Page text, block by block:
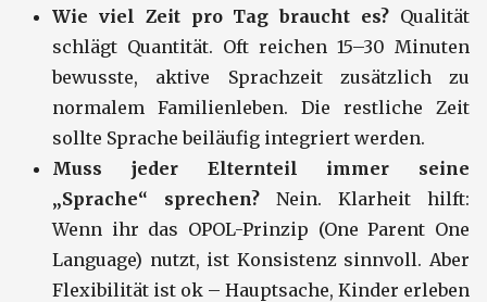
Wie viel Zeit pro Tag braucht es? Qualität
schlägt Quantität. Oft reichen 15–30 Minuten
bewusste, aktive Sprachzeit zusätzlich zu
normalem Familienleben. Die restliche Zeit
sollte Sprache beiläufig integriert werden.
Muss jeder Elternteil immer seine
„Sprache“ sprechen? Nein. Klarheit hilft:
Wenn ihr das OPOL-Prinzip (One Parent One
Language) nutzt, ist Konsistenz sinnvoll. Aber
Flexibilität ist ok – Hauptsache, Kinder erleben